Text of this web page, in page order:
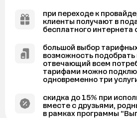
при переходе к
клиенты получают в
бесплатного интернета
большой выбор
возможность подобрать
отвечающий всем
тарифами можно
одновременно три
скидка до 15% при
вместе с друзьями,
в рамках программы